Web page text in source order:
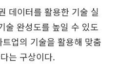
데이터를 활용한 기술 실
술 완성도를 높일 수 있도
업의 기술을 활용해 맞춤
는 구상이다.